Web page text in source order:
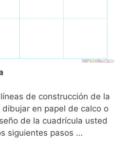
de construcción de la
en papel de calco o
de la cuadrícula usted
siguientes pasos …